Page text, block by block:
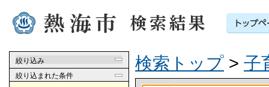
絞り込み
絞り込まれた条件
検索トップ > 子